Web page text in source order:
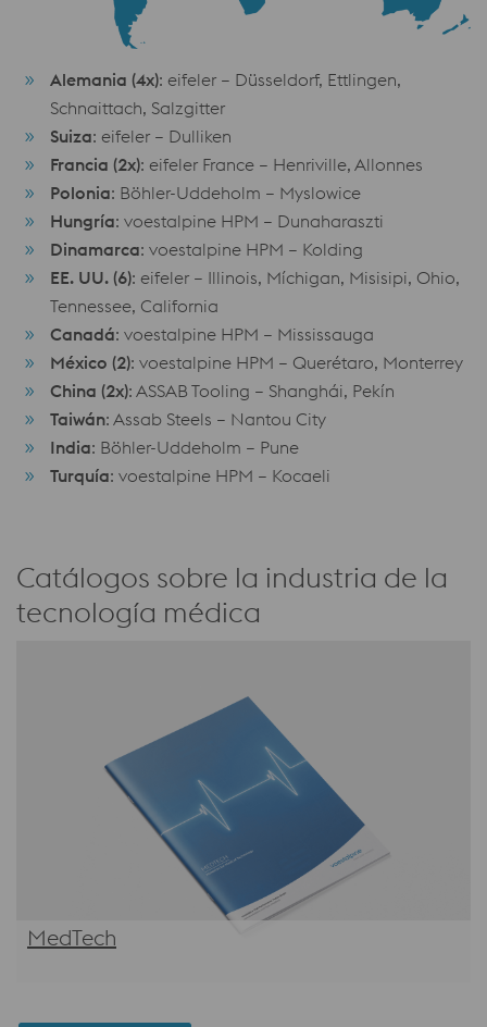
Alemania (4x): eifeler – Düsseldorf, Ettlingen,
Schnaittach, Salzgitter
Suiza: eifeler – Dulliken
Francia (2x): eifeler France – Henriville, Allonnes
Polonia: Böhler-Uddeholm – Myslowice
Hungría: voestalpine HPM – Dunaharaszti
Dinamarca: voestalpine HPM – Kolding
EE. UU. (6): eifeler – Illinois, Míchigan, Misisipi, Ohio,
Tennessee, California
Canadá: voestalpine HPM – Mississauga
México (2): voestalpine HPM – Querétaro, Monterrey
China (2x): ASSAB Tooling – Shanghái, Pekín
Taiwán: Assab Steels – Nantou City
India: Böhler-Uddeholm – Pune
Turquía: voestalpine HPM – Kocaeli
Catálogos sobre la industria de la
tecnología médica
MedTech